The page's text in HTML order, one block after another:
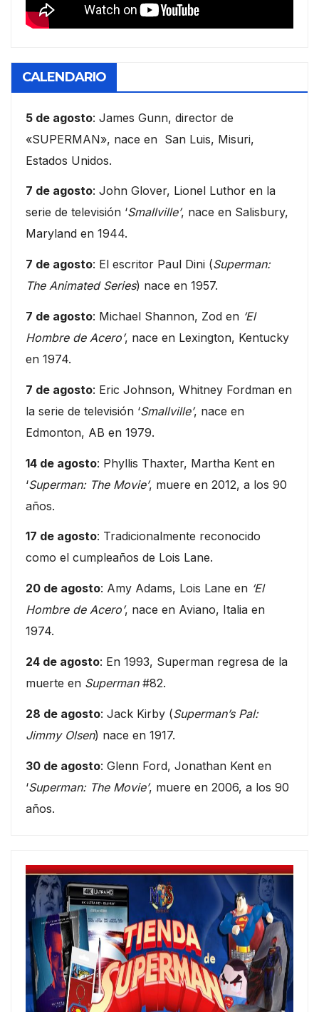
CALENDARIO
5 de agosto: James Gunn, director de
«SUPERMAN», nace en San Luis, Misuri,
Estados Unidos.
7 de agosto: John Glover, Lionel Luthor en la
serie de televisión ‘Smallville’, nace en Salisbury,
Maryland en 1944.
7 de agosto: El escritor Paul Dini (Superman:
The Animated Series) nace en 1957.
7 de agosto: Michael Shannon, Zod en ‘El
Hombre de Acero’, nace en Lexington, Kentucky
en 1974.
7 de agosto: Eric Johnson, Whitney Fordman en
la serie de televisión ‘Smallville’, nace en
Edmonton, AB en 1979.
14 de agosto: Phyllis Thaxter, Martha Kent en
‘Superman: The Movie’, muere en 2012, a los 90
años.
17 de agosto: Tradicionalmente reconocido
como el cumpleaños de Lois Lane.
20 de agosto: Amy Adams, Lois Lane en ‘El
Hombre de Acero’, nace en Aviano, Italia en
1974.
24 de agosto: En 1993, Superman regresa de la
muerte en Superman#82.
28 de agosto: Jack Kirby (Superman’s Pal:
Jimmy Olsen) nace en 1917.
30 de agosto: Glenn Ford, Jonathan Kent en
‘Superman: The Movie’, muere en 2006, a los 90
años.